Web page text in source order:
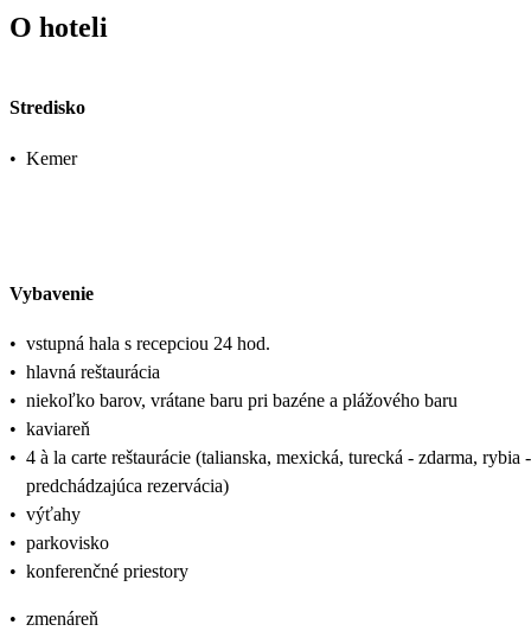
O hoteli
Stredisko
• Kemer
Vybavenie
• vstupná hala s recepciou 24 hod.
• hlavná reštaurácia
• niekoľko barov, vrátane baru pri bazéne a plážového baru
• kaviareň
• 4 à la carte reštaurácie (talianska, mexická, turecká - zdarma,
predchádzajúca rezervácia)
• výťahy
• parkovisko
• konferenčné priestory
• zmenáreň